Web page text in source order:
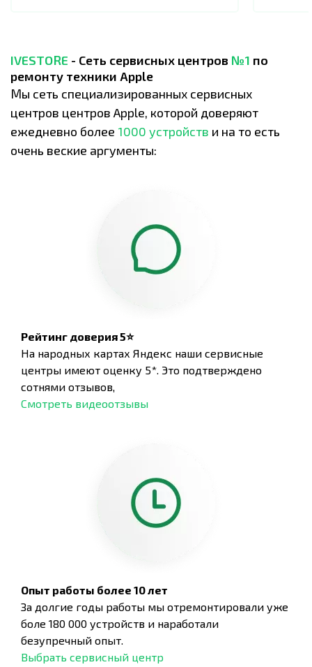
IVESTORE - Сеть сервисных центров №1 по
ремонту техники Apple
Мы сеть специализированных сервисных
центров центров Apple, которой доверяют
ежедневно более 1000 устройств и на то есть
очень веские аргументы:
Рейтинг доверия 5⭐
На народных картах Яндекс наши сервисные
центры имеют оценку 5*. Это подтверждено
сотнями отзывов,
Смотреть видеоотзывы
Опыт работы более 10 лет
За долгие годы работы мы отремонтировали уже
боле 180 000 устройств и наработали
безупречный опыт.
Выбрать сервисный центр